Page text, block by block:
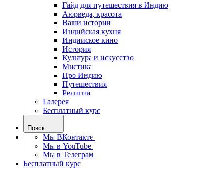
Гайд для путешествия в Индию
Аюрведа, красота
Ваши истории
Индийская кухня
Индийское кино
История
Культура и искусство
Мистика
Про Индию
Путешествия
Религии
Галерея
Бесплатный курс
Поиск
Мы ВКонтакте
Мы в YouTube
Мы в Телеграм
Бесплатный курс